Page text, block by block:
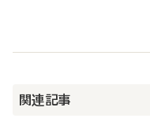
関連記事